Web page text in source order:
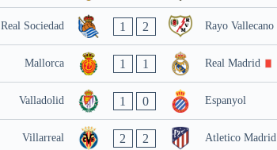
Real Sociedad 1 2 Rayo Vallecano
Mallorca 1 1 Real Madrid
Valladolid 1 0 Espanyol
Villarreal 2 2 Atletico Madrid